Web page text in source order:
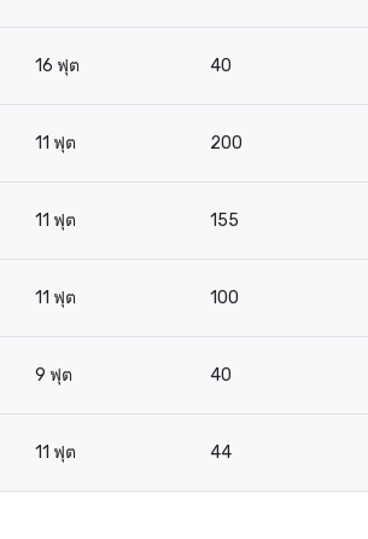
16 ฟุต 40
11 ฟุต 200
11 ฟุต 155
11 ฟุต 100
9 ฟุต 40
11 ฟุต 44